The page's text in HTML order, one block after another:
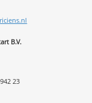
B.V.
23